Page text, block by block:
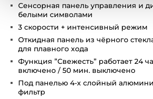
Сенсорная панель управления и
белыми символами
3 скорости + интенсивный режим
Откидная панель из чёрного
для плавного хода
Функция ”Свежесть” работает 24
включено / 50 мин. выключено
Под панелью 4-х слойный
фильтр